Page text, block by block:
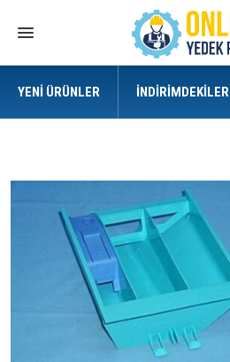
YENI ÜRÜNLER İNDIRIMDEKILER